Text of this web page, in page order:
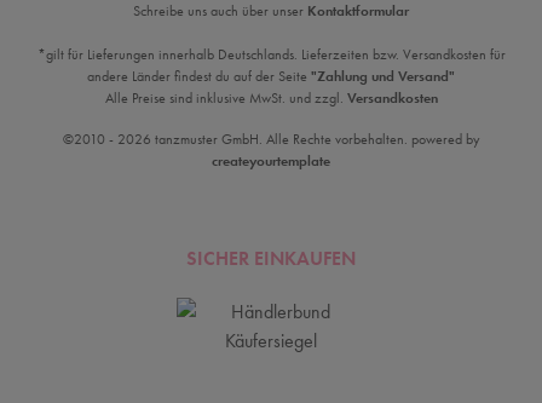
Schreibe uns auch über unser Kontaktformular
*gilt für Lieferungen innerhalb Deutschlands. Lieferzeiten bzw. Versandkosten für
andere Länder findest du auf der Seite "Zahlung und Versand"
Alle Preise sind inklusive MwSt. und zzgl. Versandkosten
©2010 - 2026 tanzmuster GmbH. Alle Rechte vorbehalten. powered by
createyourtemplate
SICHER EINKAUFEN